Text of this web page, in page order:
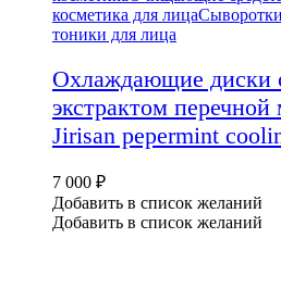
косметика для лица
тоники для лица
Охлаждающие диски
экстрактом
Jirisan pepermint
7 000 ₽
Добавить в список желаний
Добавить в список желаний